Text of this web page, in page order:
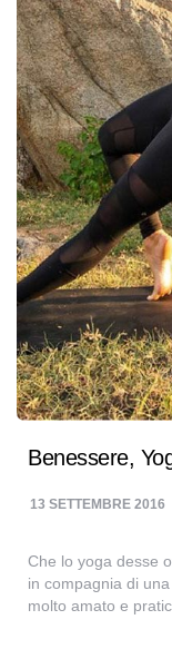
Benessere,
13 SETTEMBRE 2016
Che lo yoga desse
in compagnia di
molto amato e